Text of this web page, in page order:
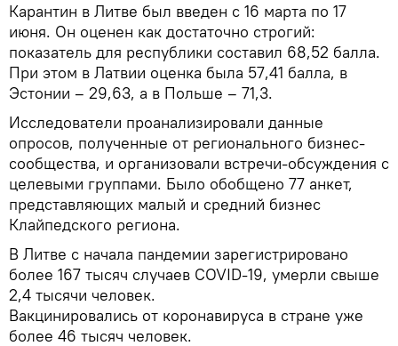
Карантин в Литве был введен с 16 марта по 17
июня. Он оценен как достаточно строгий:
показатель для республики составил 68,52 балла.
При этом в Латвии оценка была 57,41 балла, в
Эстонии – 29,63, а в Польше – 71,3.
Исследователи проанализировали данные
опросов, полученные от регионального бизнес-
сообщества, и организовали встречи-обсуждения с
целевыми группами. Было обобщено 77 анкет,
представляющих малый и средний бизнес
Клайпедского региона.
В Литве с начала пандемии зарегистрировано
более 167 тысяч случаев COVID-19, умерли свыше
2,4 тысячи человек.
Вакцинировались от коронавируса в стране уже
более 46 тысяч человек.